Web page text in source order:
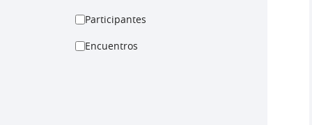
Participantes
Encuentros